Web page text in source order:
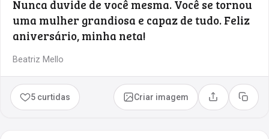
Nunca duvide de você mesma. Você se tornou
uma mulher grandiosa e capaz de tudo. Feliz
aniversário, minha neta!
Beatriz Mello
5 curtidas Criar imagem Compartilhar
Copiar